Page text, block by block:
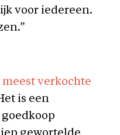
voor iedereen.
meest verkochte
is een